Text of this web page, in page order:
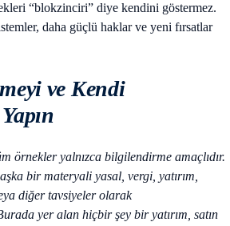
“blokzinciri” diye kendini göstermez.
daha güçlü haklar ve yeni fırsatlar
ve Kendi
örnekler yalnızca bilgilendirme amaçlıdır.
bir materyali yasal, vergi, yatırım,
diğer tavsiyeler olarak
yer alan hiçbir şey bir yatırım, satın